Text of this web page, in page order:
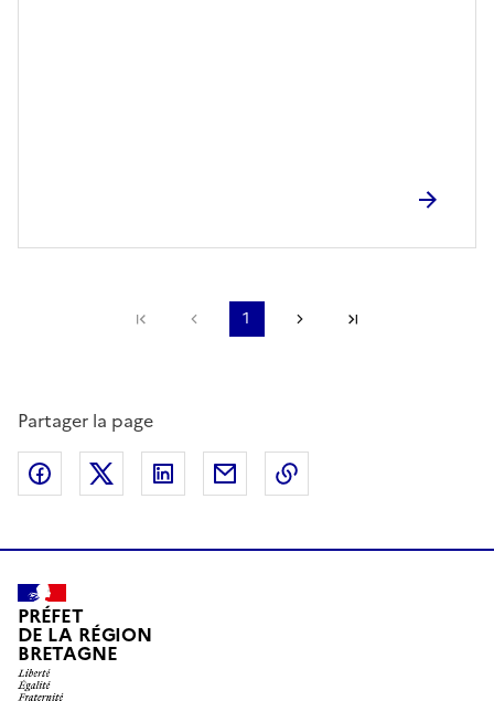
Première pagePage précédente
1 Page suivante
Partager la page
Partager sur Facebook
Partager sur X (anciennement Twitter)
Partager sur LinkedIn
Partager par email
PRÉFET
DE LA RÉGION
BRETAGNE